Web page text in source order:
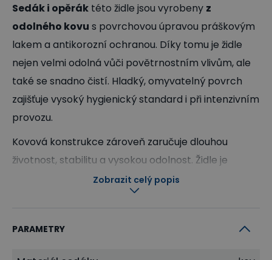
Sedák i opěrák této židle jsou vyrobeny z
odolného kovu s povrchovou úpravou práškovým
lakem a antikorozní ochranou. Díky tomu je židle
nejen velmi odolná vůči povětrnostním vlivům, ale
také se snadno čistí. Hladký, omyvatelný povrch
zajišťuje vysoký hygienický standard i při intenzivním
provozu.
Kovová konstrukce zároveň zaručuje dlouhou
životnost, stabilitu a vysokou odolnost. Židle je
snadno přenositelná a praktická i při častém
přesouvání. Hodí se nejen do interiérových prostor
výborně obstojí také ve venkovních prostředích –
Zobrazit celý popis
PARAMETRY